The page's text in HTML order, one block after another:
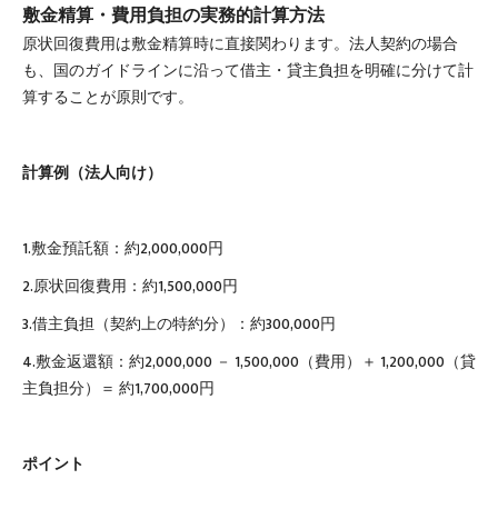
敷金精算・費用負担の実務的計算方法
原状回復費用は敷金精算時に直接関わります。法人契約の場合
も、国のガイドラインに沿って借主・貸主負担を明確に分けて計
算することが原則です。
計算例（法人向け）
1.敷金預託額：約2,000,000円
2.原状回復費用：約1,500,000円
3.借主負担（契約上の特約分）：約300,000円
4.敷金返還額：約2,000,000 － 1,500,000（費用）＋ 1,200,000（貸
主負担分）＝ 約1,700,000円
ポイント